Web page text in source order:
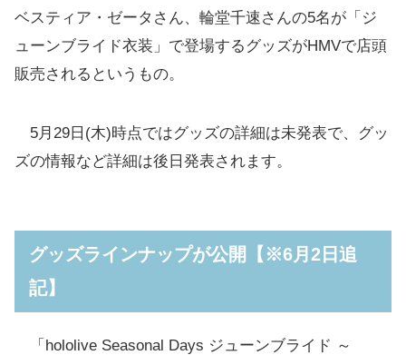
ベスティア・ゼータさん、輪堂千速さんの5名が「ジ
ューンブライド衣装」で登場するグッズがHMVで店頭
販売されるというもの。
5月29日(木)時点ではグッズの詳細は未発表で、グッ
ズの情報など詳細は後日発表されます。
グッズラインナップが公開【※6月2日追
記】
「hololive Seasonal Days ジューンブライド ～